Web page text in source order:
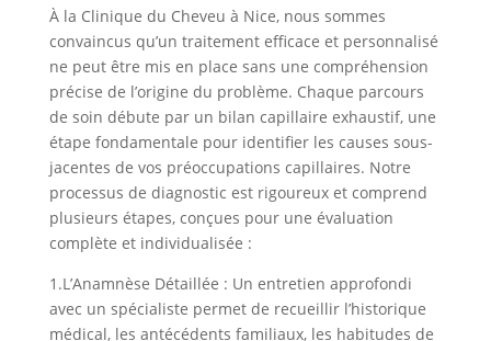
À la Clinique du Cheveu à Nice, nous sommes
convaincus qu’un traitement efficace et personnalisé
ne peut être mis en place sans une compréhension
précise de l’origine du problème. Chaque parcours
de soin débute par un bilan capillaire exhaustif, une
étape fondamentale pour identifier les causes sous-
jacentes de vos préoccupations capillaires. Notre
processus de diagnostic est rigoureux et comprend
plusieurs étapes, conçues pour une évaluation
complète et individualisée :
1.L’Anamnèse Détaillée : Un entretien approfondi
avec un spécialiste permet de recueillir l’historique
médical, les antécédents familiaux, les habitudes de